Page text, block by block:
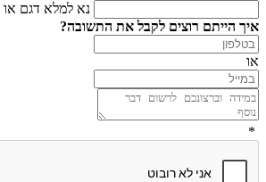
נא למלא דגם או
איך הייתם רוצים לקבל את התשובה?
או
*